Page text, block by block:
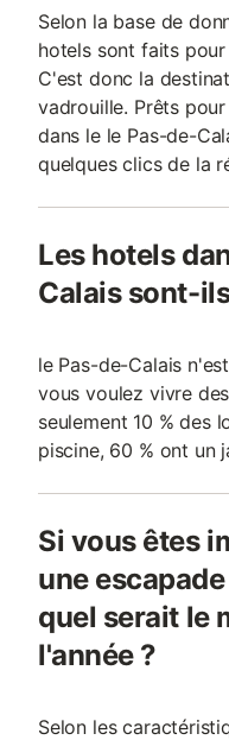
Selon la base de
hotels sont faits
C'est donc la
vadrouille. Prêts
dans le le Pas-de-
quelques clics de la
Les hotels
Calais sont-
le Pas-de-Calais
vous voulez vivre
seulement 10 % des
piscine, 60 % ont un
Si vous êtes
une
quel serait le
l'année ?
Selon les